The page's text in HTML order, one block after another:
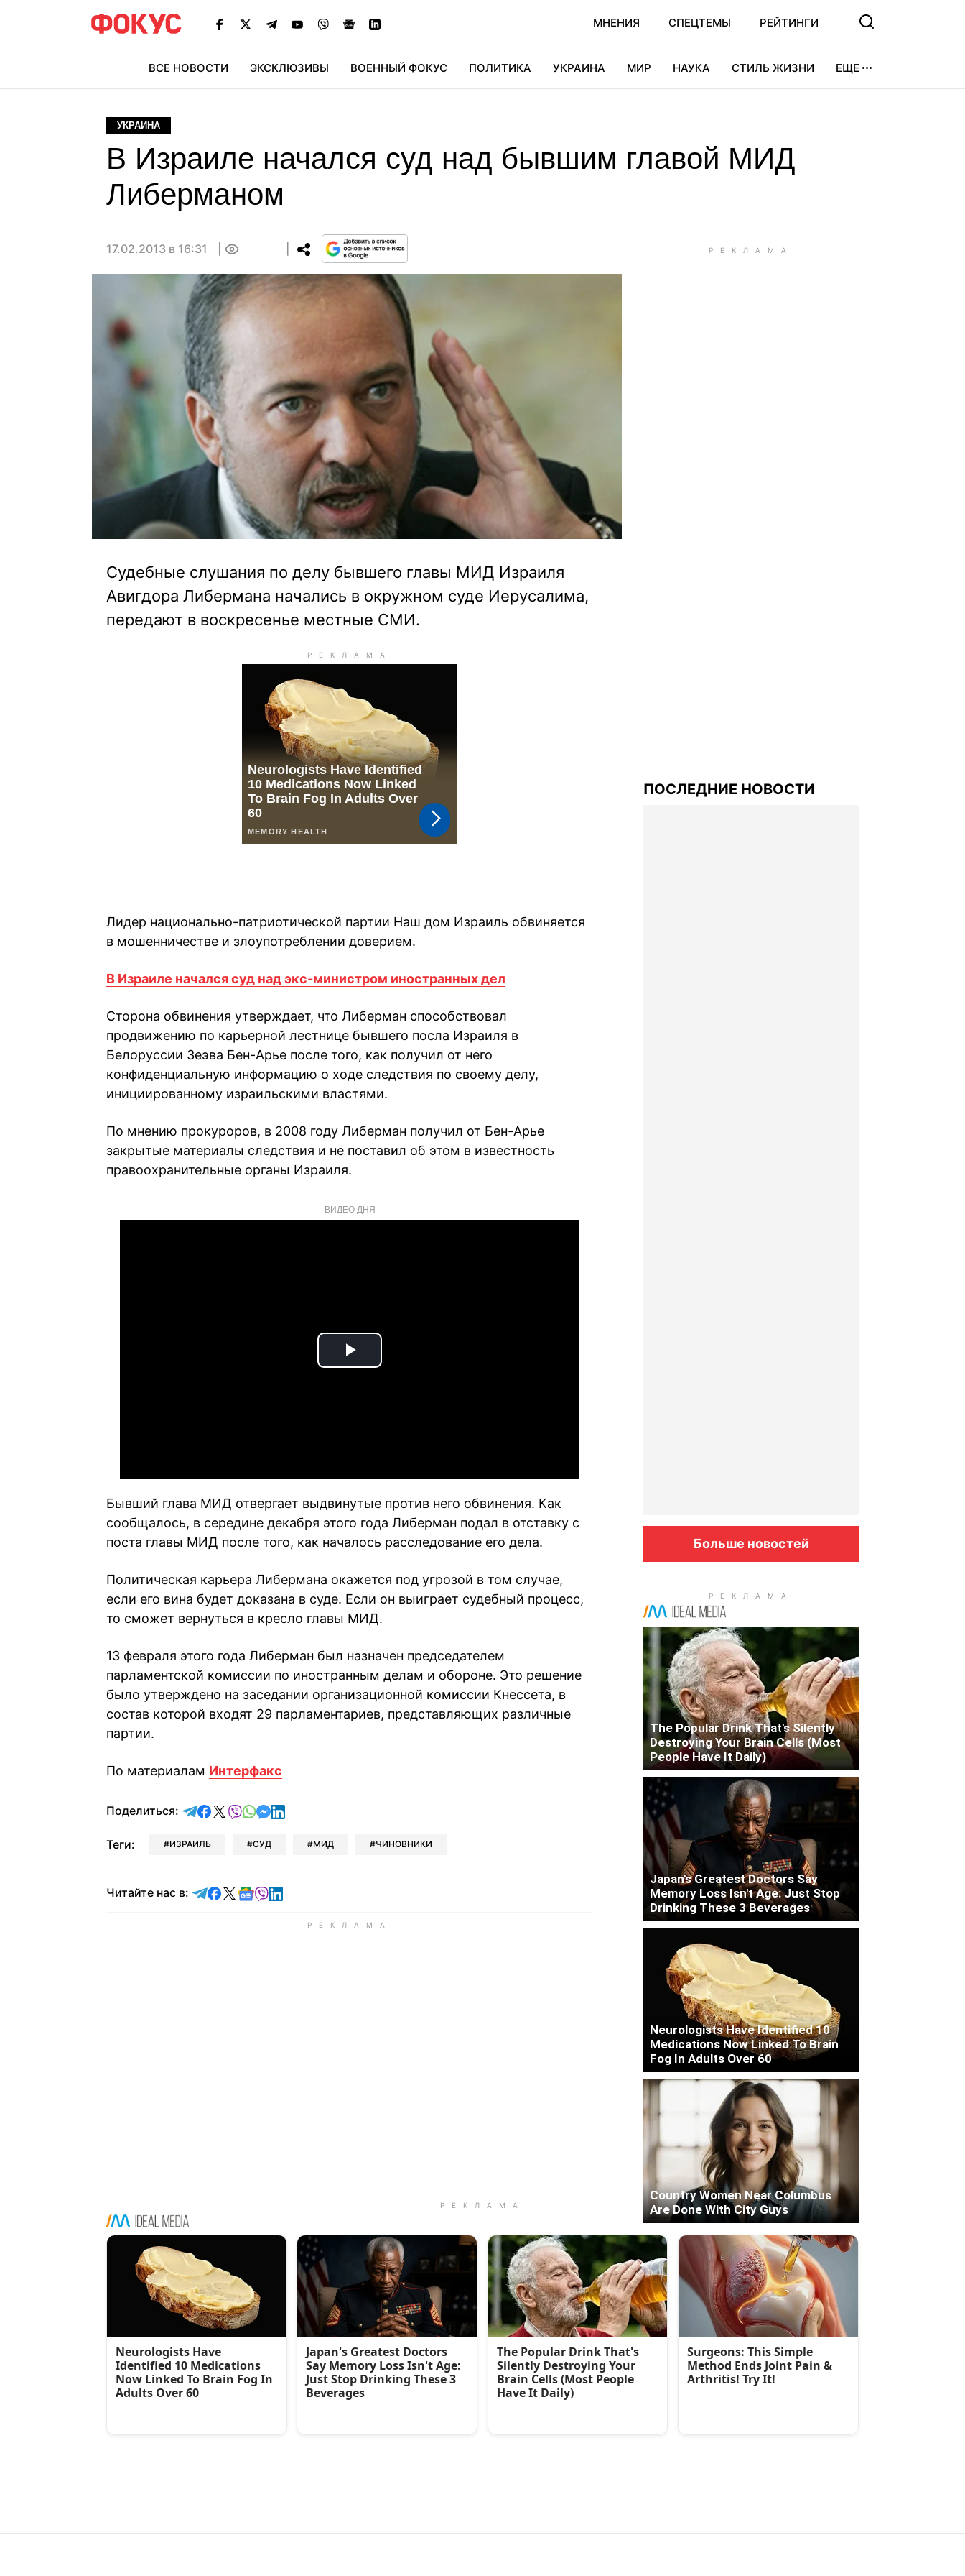
МНЕНИЯ СПЕЦТЕМЫ РЕЙТИНГИ
ВСЕ НОВОСТИ ЭКСКЛЮЗИВЫ ВОЕННЫЙ ФОКУС ПОЛИТИКА УКРАИНА МИР НАУКА СТИЛЬ ЖИЗНИ ЕЩЕ
УКРАИНА
В Израиле начался суд над бывшим главой МИД
Либерманом
17.02.2013 в 16:31
Судебные слушания по делу бывшего главы МИД Израиля
Авигдора Либермана начались в окружном суде Иерусалима,
передают в воскресенье местные СМИ.
Лидер национально-патриотической партии Наш дом Израиль обвиняется
в мошенничестве и злоупотреблении доверием.
В Израиле начался суд над экс-министром иностранных дел
Сторона обвинения утверждает, что Либерман способствовал
продвижению по карьерной лестнице бывшего посла Израиля в
Белоруссии Зеэва Бен-Арье после того, как получил от него
конфиденциальную информацию о ходе следствия по своему делу,
инициированному израильскими властями.
По мнению прокуроров, в 2008 году Либерман получил от Бен-Арье
закрытые материалы следствия и не поставил об этом в известность
правоохранительные органы Израиля.
ВИДЕО ДНЯ
Play
Бывший глава МИД отвергает выдвинутые против него обвинения. Как
сообщалось, в середине декабря этого года Либерман подал в отставку с
поста главы МИД после того, как началось расследование его дела.
Политическая карьера Либермана окажется под угрозой в том случае,
если его вина будет доказана в суде. Если он выиграет судебный процесс,
то сможет вернуться в кресло главы МИД.
13 февраля этого года Либерман был назначен председателем
парламентской комиссии по иностранным делам и обороне. Это решение
было утверждено на заседании организационной комиссии Кнессета, в
состав которой входят 29 парламентариев, представляющих различные
партии.
По материалам Интерфакс
Поделиться: отправить в Telegram
поделиться в Facebook
поделиться в X
отправить в Viber
отправить в Whatsapp
отправить в Messenger
отправить в LinkedIn
Теги: ИЗРАИЛЬ СУД МИД ЧИНОВНИКИ
Читайте нас в: Читайте в Telegram
Читайте в Facebook
Читайте в X
Читайте в Google news
Читайте в Viber
Читайте в LinkedIn
ПОСЛЕДНИЕ НОВОСТИ
Больше новостей